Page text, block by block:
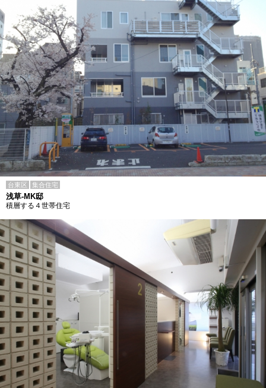
台東区 集合住宅
浅草-MK邸
積層する４世帯住宅